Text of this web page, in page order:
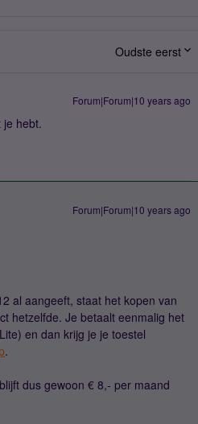
Oudste eerst
Forum|Forum|10 years ago
je hebt.
Forum|Forum|10 years ago
al aangeeft, staat het kopen van
hetzelfde. Je betaalt eenmalig het
en dan krijg je je toestel
.
dus gewoon € 8,- per maand